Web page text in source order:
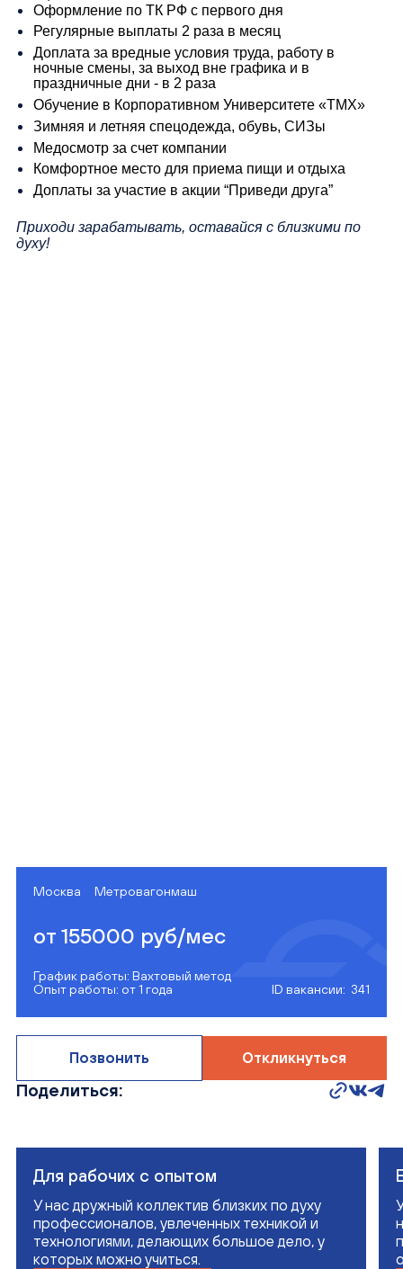
Оформление по ТК РФ с первого дня
Регулярные выплаты 2 раза в месяц
Доплата за вредные условия труда, работу в
ночные смены, за выход вне графика и в
праздничные дни - в 2 раза
Обучение в Корпоративном Университете «ТМХ»
Зимняя и летняя спецодежда, обувь, СИЗы
Медосмотр за счет компании
Комфортное место для приема пищи и отдыха
Доплаты за участие в акции “Приведи друга”
Приходи зарабатывать, оставайся с близкими по
духу!
Москва Метровагонмаш
от 155000 руб/мес
График работы: Вахтовый метод
Опыт работы: от 1 года
ID вакансии: 341
Позвонить Откликнуться
Поделиться:
Для рабочих с опытом
У нас дружный коллектив близких по духу
профессионалов, увлеченных техникой и
технологиями, делающих большое дело, у
которых можно учиться.